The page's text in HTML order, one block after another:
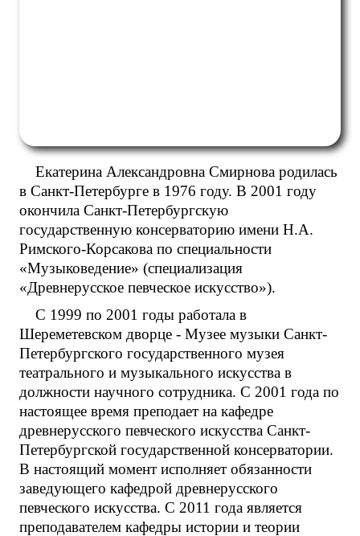
Екатерина Александровна Смирнова родилась
в Санкт-Петербурге в 1976 году. В 2001 году
окончила Санкт-Петербургскую
государственную консерваторию имени Н.А.
Римского-Корсакова по специальности
«Музыковедение» (специализация
«Древнерусское певческое искусство»).
С 1999 по 2001 годы работала в
Шереметевском дворце - Музее музыки Санкт-
Петербургского государственного музея
театрального и музыкального искусства в
должности научного сотрудника. С 2001 года по
настоящее время преподает на кафедре
древнерусского певческого искусства Санкт-
Петербургской государственной консерватории.
В настоящий момент исполняет обязанности
заведующего кафедрой древнерусского
певческого искусства. С 2011 года является
преподавателем кафедры истории и теории